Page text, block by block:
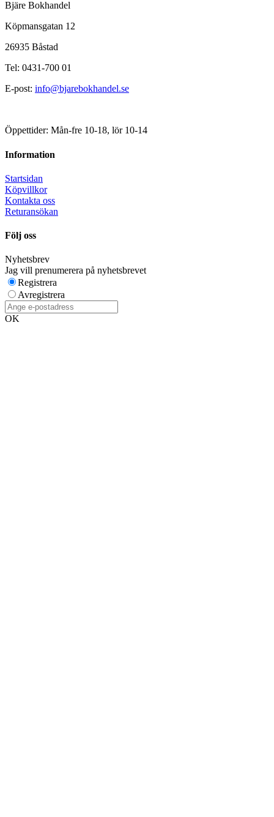
Bjäre Bokhandel
Köpmansgatan 12
26935 Båstad
Tel: 0431-700 01
E-post: info@bjarebokhandel.se
Öppettider: Mån-fre 10-18, lör 10-14
Information
Startsidan
Köpvillkor
Kontakta oss
Returansökan
Följ oss
Nyhetsbrev
Jag vill prenumerera på nyhetsbrevet
Registrera
Avregistrera
OK